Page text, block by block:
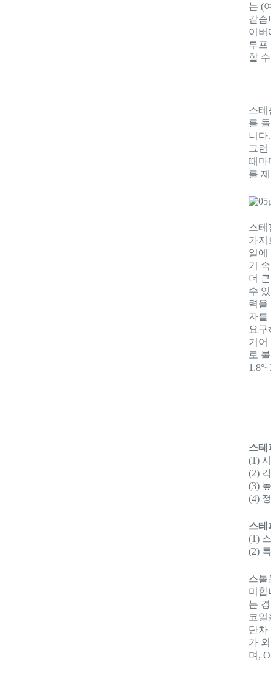
는 (
같습
이버
루프
할
스테
를
니다.
그런
때마
를
스테
가지
일에
기
더
수
력을
자를
요구
기어
로
스테
(1)
(2)
(3)
(4)
스테
(1)
(2)
스톨
미합
는
코일
단차
가
며,